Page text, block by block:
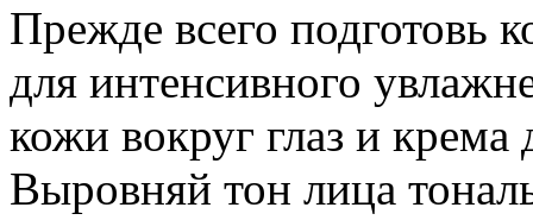
Прежде всего подготовь
для интенсивного
кожи вокруг глаз и
Выровняй тон лица